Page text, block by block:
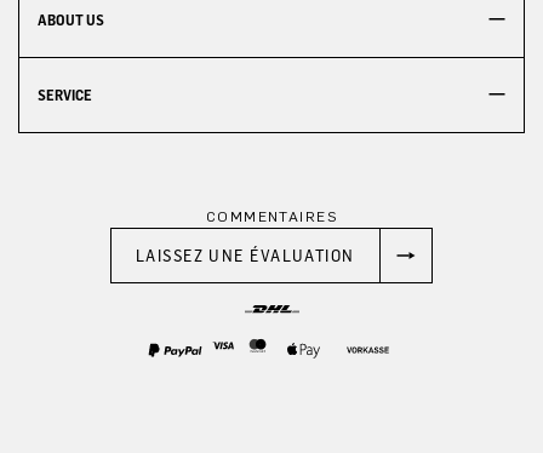
ABOUT US
SERVICE
COMMENTAIRES
LAISSEZ UNE ÉVALUATION